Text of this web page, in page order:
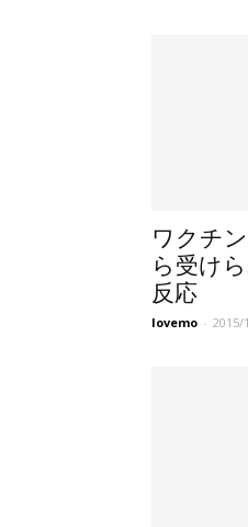
ワクチ
ら受け
反応
lovemo - 2015/